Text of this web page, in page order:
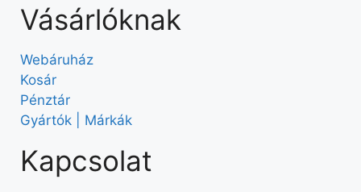
Vásárlóknak
Webáruház
Kosár
Pénztár
Gyártók | Márkák
Kapcsolat